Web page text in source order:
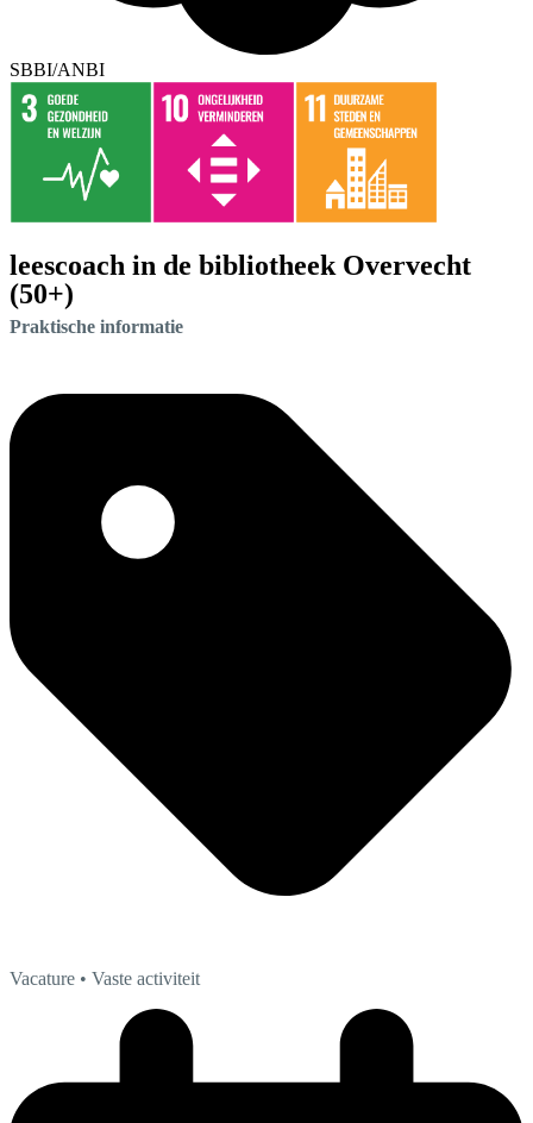
SBBI/ANBI
leescoach in de bibliotheek Overvecht
(50+)
Praktische informatie
Vacature • Vaste activiteit